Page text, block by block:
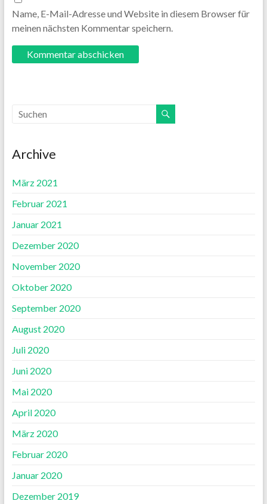
Name, E-Mail-Adresse und Website in diesem Browser für
meinen nächsten Kommentar speichern.
Archive
März 2021
Februar 2021
Januar 2021
Dezember 2020
November 2020
Oktober 2020
September 2020
August 2020
Juli 2020
Juni 2020
Mai 2020
April 2020
März 2020
Februar 2020
Januar 2020
Dezember 2019